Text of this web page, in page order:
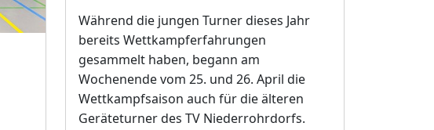
Während die jungen Turner dieses Jahr
bereits Wettkampferfahrungen
gesammelt haben, begann am
Wochenende vom 25. und 26. April die
Wettkampfsaison auch für die älteren
Geräteturner des TV Niederrohrdorfs.